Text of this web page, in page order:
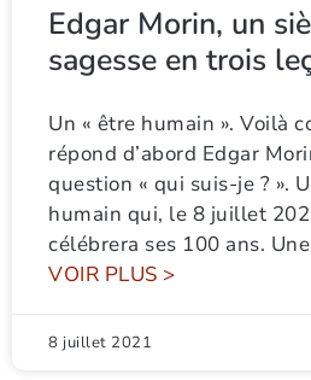
Edgar Morin, un
sagesse en trois
Un « être humain ». Voilà
répond d’abord Edgar
question « qui suis-je ? ».
humain qui, le 8 juillet
célébrera ses 100 ans. Une
VOIR PLUS >
8 juillet 2021